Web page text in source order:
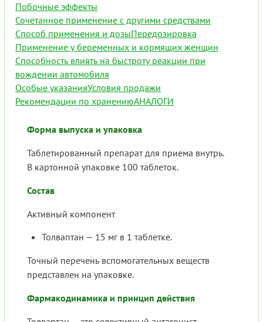
Побочные эффекты
Сочетанное применение с другими средствами
Способ применения и дозыПередозировка
Применение у беременных и кормящих женщин
Способность влиять на быстроту реакции при
вождении автомобиля
Особые указанияУсловия продажи
Рекомендации по хранениюАНАЛОГИ
Форма выпуска и упаковка
Таблетированный препарат для приема внутрь.
В картонной упаковке 100 таблеток.
Состав
Активный компонент
Толваптан — 15 мг в 1 таблетке.
Точный перечень вспомогательных веществ
представлен на упаковке.
Фармакодинамика и принцип действия